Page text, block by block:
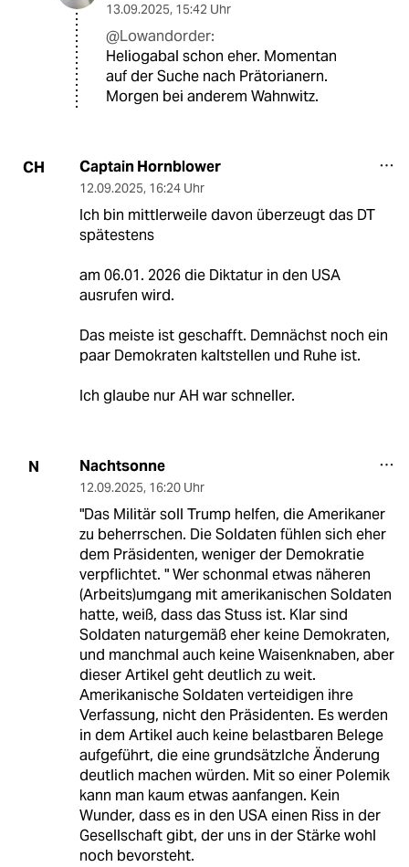
13.09.2025, 15:42 Uhr
@Lowandorder:
Heliogabal schon eher. Momentan
auf der Suche nach Prätorianern.
Morgen bei anderem Wahnwitz.
CH Captain Hornblower
12.09.2025, 16:24 Uhr
Ich bin mittlerweile davon überzeugt das DT
spätestens
am 06.01. 2026 die Diktatur in den USA
ausrufen wird.
Das meiste ist geschafft. Demnächst noch ein
paar Demokraten kaltstellen und Ruhe ist.
Ich glaube nur AH war schneller.
N Nachtsonne
12.09.2025, 16:20 Uhr
"Das Militär soll Trump helfen, die Amerikaner
zu beherrschen. Die Soldaten fühlen sich eher
dem Präsidenten, weniger der Demokratie
verpflichtet. " Wer schonmal etwas näheren
(Arbeits)umgang mit amerikanischen Soldaten
hatte, weiß, dass das Stuss ist. Klar sind
Soldaten naturgemäß eher keine Demokraten,
und manchmal auch keine Waisenknaben, aber
dieser Artikel geht deutlich zu weit.
Amerikanische Soldaten verteidigen ihre
Verfassung, nicht den Präsidenten. Es werden
in dem Artikel auch keine belastbaren Belege
aufgeführt, die eine grundsätzlche Änderung
deutlich machen würden. Mit so einer Polemik
kann man kaum etwas aanfangen. Kein
Wunder, dass es in den USA einen Riss in der
Gesellschaft gibt, der uns in der Stärke wohl
noch bevorsteht.